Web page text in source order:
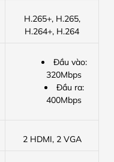
H.265+, H.265,
H.264+, H.264
Đầu vào:
320Mbps
Đầu ra:
400Mbps
2 HDMI, 2 VGA